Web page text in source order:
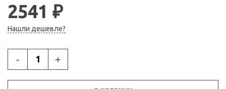
2541 ₽
Нашли дешевле?
- +